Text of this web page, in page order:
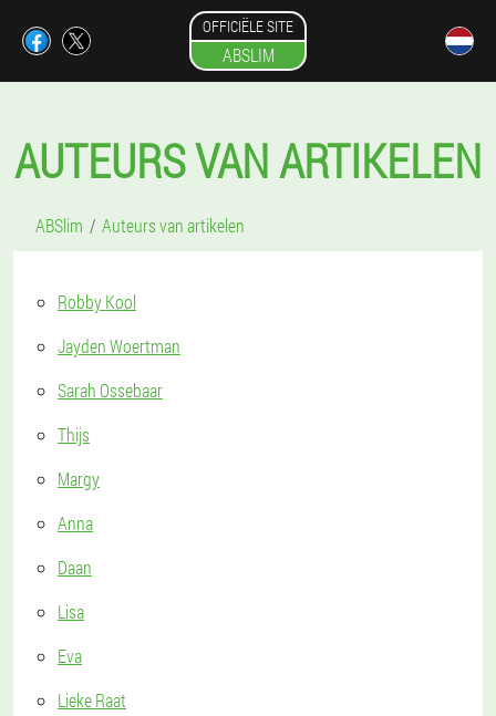
OFFICIËLE SITE
ABSLIM
AUTEURS VAN ARTIKELEN
ABSlim Auteurs van artikelen
Robby Kool
Jayden Woertman
Sarah Ossebaar
Thijs
Margy
Anna
Daan
Lisa
Eva
Lieke Raat